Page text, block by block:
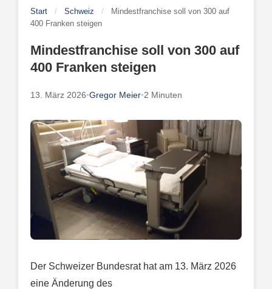
Start / Schweiz /
Mindestfranchise soll von 300 auf
400 Franken steigen
Mindestfranchise soll von 300 auf
400 Franken steigen
13. März 2026•Gregor Meier•2 Minuten
Der Schweizer Bundesrat hat am 13. März 2026
eine Änderung des